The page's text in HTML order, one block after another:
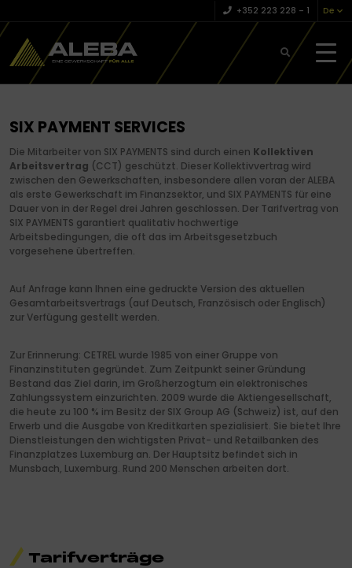
+352 223 228 – 1 De
SIX PAYMENT SERVICES
Die Mitarbeiter von SIX PAYMENTS sind durch einen Kollektiven
Arbeitsvertrag (CCT) geschützt. Dieser Kollektivvertrag wird
zwischen den Gewerkschaften, insbesondere allen voran der ALEBA
als erste Gewerkschaft im Finanzsektor, und SIX PAYMENTS für eine
Dauer von in der Regel drei Jahren geschlossen. Der Tarifvertrag von
SIX PAYMENTS garantiert qualitativ hochwertige
Arbeitsbedingungen, die oft das im Arbeitsgesetzbuch
vorgesehene übertreffen.
Auf Anfrage kann Ihnen eine gedruckte Version des aktuellen
Gesamtarbeitsvertrags (auf Deutsch, Französisch oder Englisch)
zur Verfügung gestellt werden.
Zur Erinnerung: CETREL wurde 1985 von einer Gruppe von
Finanzinstituten gegründet. Zum Zeitpunkt seiner Gründung
Bestand das Ziel darin, im Großherzogtum ein elektronisches
Zahlungssystem einzurichten. 2009 wurde die Aktiengesellschaft,
die heute zu 100 % im Besitz der SIX Group AG (Schweiz) ist, auf den
Erwerb und die Ausgabe von Kreditkarten spezialisiert. Sie bietet Ihre
Dienstleistungen den wichtigsten Privat- und Retailbanken des
Finanzplatzes Luxemburg an. Der Hauptsitz befindet sich in
Munsbach, Luxemburg. Rund 200 Menschen arbeiten dort.
Tarifverträge